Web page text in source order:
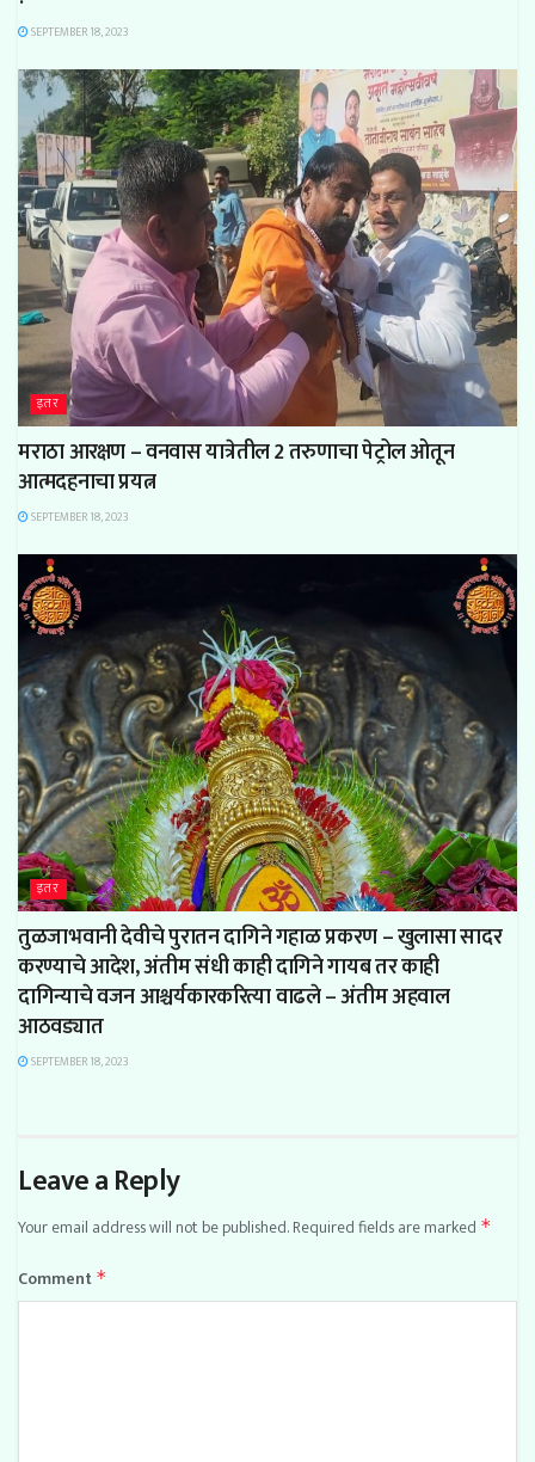
SEPTEMBER 18, 2023
इतर
मराठा आरक्षण – वनवास यात्रेतील 2 तरुणाचा पेट्रोल ओतून
आत्मदहनाचा प्रयत्न
SEPTEMBER 18, 2023
इतर
तुळजाभवानी देवीचे पुरातन दागिने गहाळ प्रकरण – खुलासा सादर
करण्याचे आदेश, अंतीम संधी काही दागिने गायब तर काही
दागिन्याचे वजन आश्चर्यकारकरित्या वाढले – अंतीम अहवाल
आठवड्यात
SEPTEMBER 18, 2023
Leave a Reply
Your email address will not be published.Required fields are marked *
Comment *